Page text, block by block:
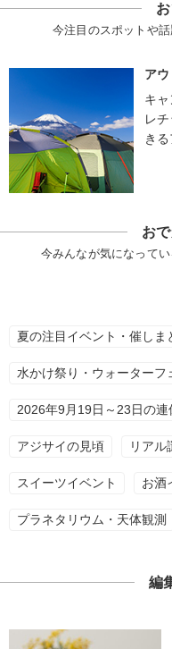
今注目のスポットや
ア
キ
レ
き
お
今みんなが気になって
夏の注目イベント・催しま
水かけ祭り・ウォーターフ
2026年9月19日～23日の連
アジサイの見頃 リアル
スイーツイベント お酒
プラネタリウム・天体観測
編